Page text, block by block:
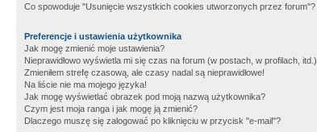
Co spowoduje "Usunięcie wszystkich cookies utworzonych przez forum"?
Preferencje i ustawienia użytkownika
Jak mogę zmienić moje ustawienia?
Nieprawidłowo wyświetla mi się czas na forum (w postach, w profilach, itd.)
Zmieniłem strefę czasową, ale czasy nadal są nieprawidłowe!
Na liście nie ma mojego języka!
Jak mogę wyświetlać obrazek pod moją nazwą użytkownika?
Czym jest moja ranga i jak mogę ją zmienić?
Dlaczego muszę się zalogować po kliknięciu w przycisk "e-mail"?